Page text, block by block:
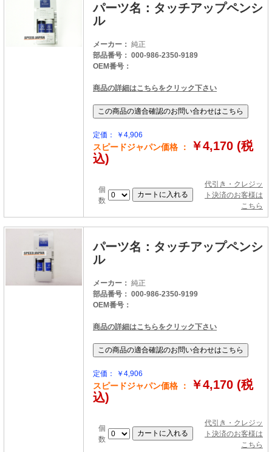
パーツ名：タッチアップペンシ
ル
メーカー： 純正
部品番号： 000-986-2350-9189
OEM番号：
商品の詳細はこちらをクリック下さい
定価： ￥4,906
スピードジャパン価格 ：
￥4,170 (税
込)
個
数
代引き・クレジッ
ト決済のお客様は
こちら
パーツ名：タッチアップペンシ
ル
メーカー： 純正
部品番号： 000-986-2350-9199
OEM番号：
商品の詳細はこちらをクリック下さい
定価： ￥4,906
スピードジャパン価格 ：
￥4,170 (税
込)
個
数
代引き・クレジッ
ト決済のお客様は
こちら